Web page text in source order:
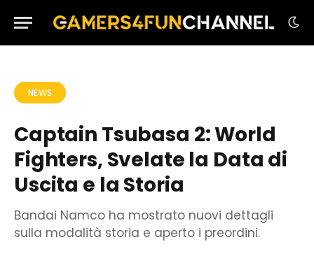
NEWS
Captain Tsubasa 2: World
Fighters, Svelate la Data di
Uscita e la Storia
Bandai Namco ha mostrato nuovi dettagli
sulla modalità storia e aperto i preordini.